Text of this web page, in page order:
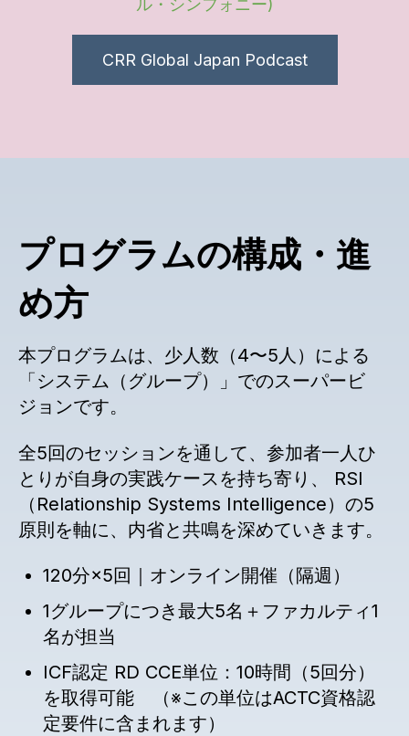
ル・シンフォニー)
CRR Global Japan Podcast
プログラムの構成・進
め方
本プログラムは、少人数（4〜5人）による
「システム（グループ）」でのスーパービ
ジョンです。
全5回のセッションを通して、参加者一人ひ
とりが自身の実践ケースを持ち寄り、 RSI
（Relationship Systems Intelligence）の5
原則を軸に、内省と共鳴を深めていきます。
120分×5回｜オンライン開催（隔週）
1グループにつき最大5名＋ファカルティ1
名が担当
ICF認定 RD CCE単位：10時間（5回分）
を取得可能 （※この単位はACTC資格認
定要件に含まれます）